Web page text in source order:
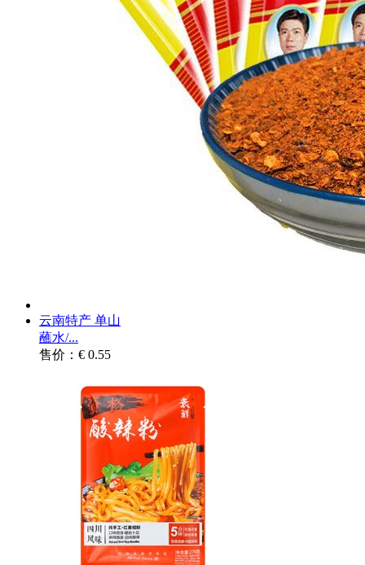
云南特产 单山
蘸水/...
售价：€ 0.55